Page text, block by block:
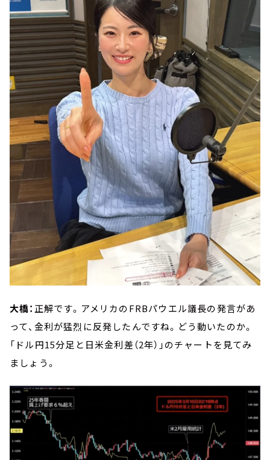
大橋： 正解です。アメリカのFRBパウエル議長の発言があ
って、金利が猛烈に反発したんですね。どう動いたのか。
「ドル円15分足と日米金利差（2年）」のチャートを見てみ
ましょう。